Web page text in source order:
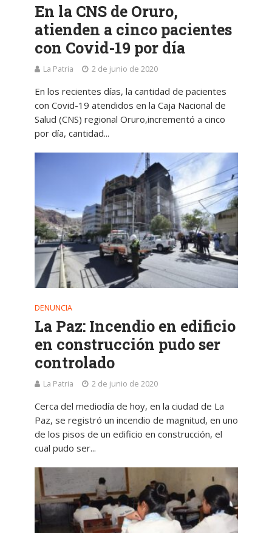
En la CNS de Oruro,
atienden a cinco pacientes
con Covid-19 por día
La Patria 2 de junio de 2020
En los recientes días, la cantidad de pacientes
con Covid-19 atendidos en la Caja Nacional de
Salud (CNS) regional Oruro,incrementó a cinco
por día, cantidad...
DENUNCIA
La Paz: Incendio en edificio
en construcción pudo ser
controlado
La Patria 2 de junio de 2020
Cerca del mediodía de hoy, en la ciudad de La
Paz, se registró un incendio de magnitud, en uno
de los pisos de un edificio en construcción, el
cual pudo ser...